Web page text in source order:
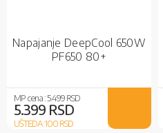
Napajanje DeepCool 650W
PF650 80+
MP cena :5.499 RSD
5.399 RSD
UŠTEDA 100RSD